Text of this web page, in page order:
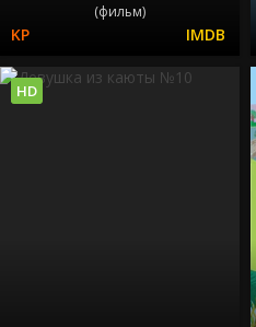
(фильм)
HD